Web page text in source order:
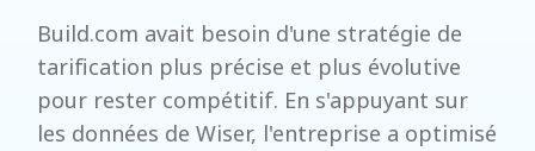
Build.com avait besoin d'une stratégie de
tarification plus précise et plus évolutive
pour rester compétitif. En s'appuyant sur
les données de Wiser, l'entreprise a optimisé